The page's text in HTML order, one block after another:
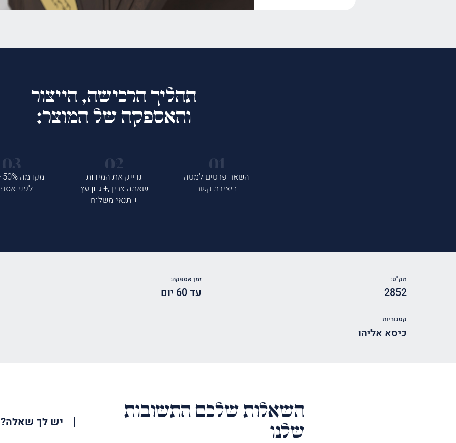
תהליך הרכישה, הייצור
והאספקה של המוצר:
השאר פרטים למטה
ביצירת קשר
נדייק את המידות
שאתה צריך,+ גוון עץ
+ תנאי משלוח
לפני
מק"ט:
2852
זמן אספקה:
עד 60 יום
קטגוריות:
כיסא אליהו
השאלות שלכם התשובות
שלנו
יש לך שאלה?